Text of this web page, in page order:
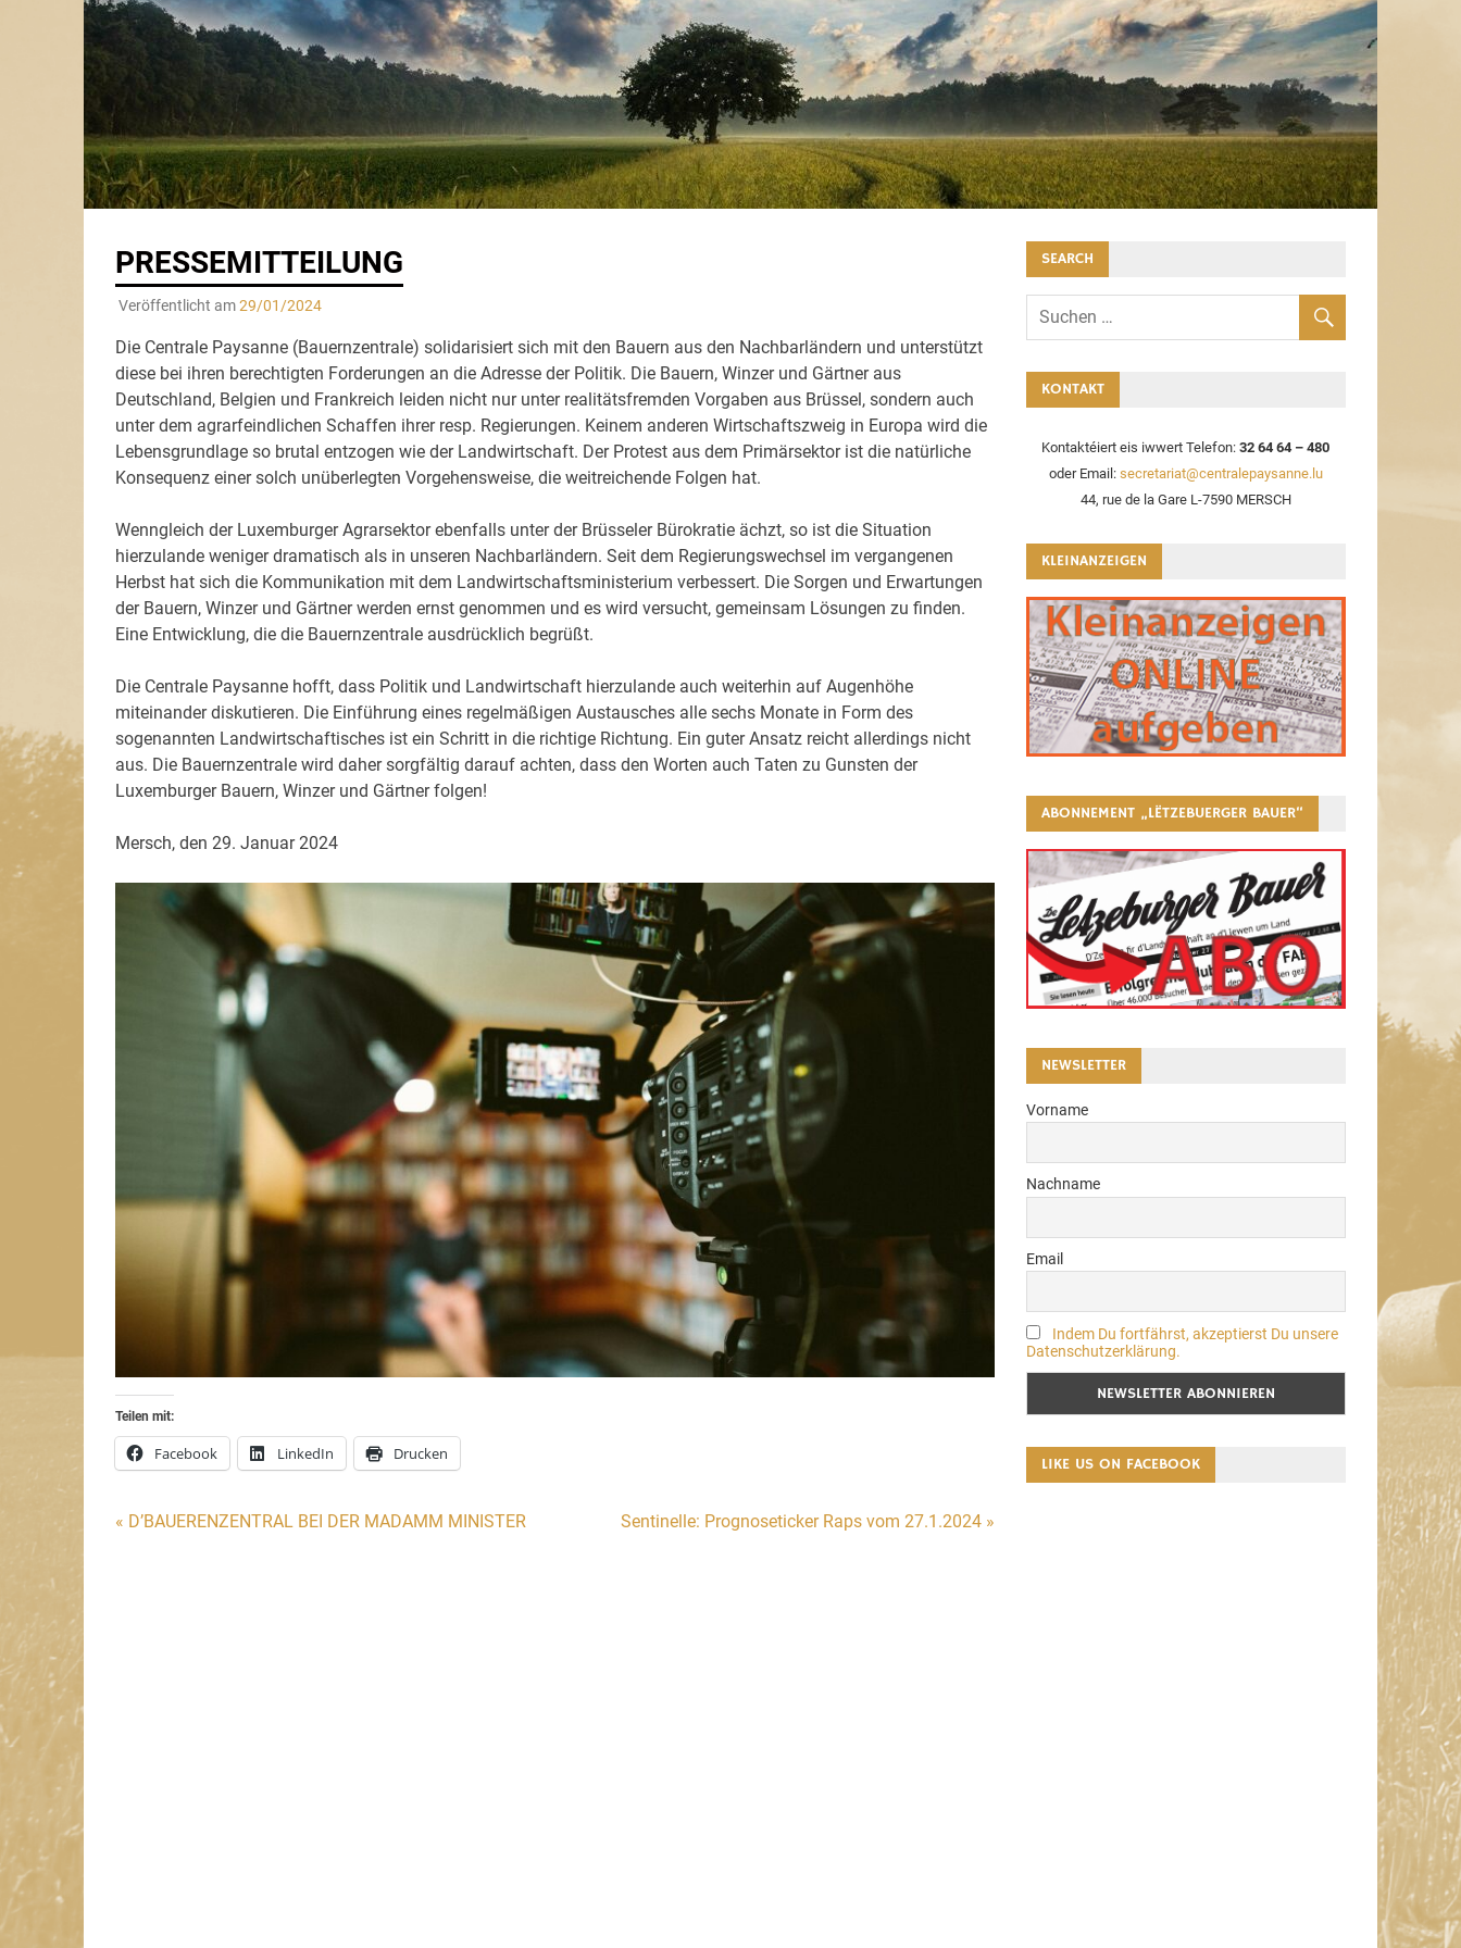
PRESSEMITTEILUNG
Veröffentlicht am29/01/2024
Die Centrale Paysanne (Bauernzentrale) solidarisiert sich mit den Bauern aus den Nachbarländern und unterstützt
diese bei ihren berechtigten Forderungen an die Adresse der Politik. Die Bauern, Winzer und Gärtner aus
Deutschland, Belgien und Frankreich leiden nicht nur unter realitätsfremden Vorgaben aus Brüssel, sondern auch
unter dem agrarfeindlichen Schaffen ihrer resp. Regierungen. Keinem anderen Wirtschaftszweig in Europa wird die
Lebensgrundlage so brutal entzogen wie der Landwirtschaft. Der Protest aus dem Primärsektor ist die natürliche
Konsequenz einer solch unüberlegten Vorgehensweise, die weitreichende Folgen hat.
Wenngleich der Luxemburger Agrarsektor ebenfalls unter der Brüsseler Bürokratie ächzt, so ist die Situation
hierzulande weniger dramatisch als in unseren Nachbarländern. Seit dem Regierungswechsel im vergangenen
Herbst hat sich die Kommunikation mit dem Landwirtschaftsministerium verbessert. Die Sorgen und Erwartungen
der Bauern, Winzer und Gärtner werden ernst genommen und es wird versucht, gemeinsam Lösungen zu finden.
Eine Entwicklung, die die Bauernzentrale ausdrücklich begrüßt.
Die Centrale Paysanne hofft, dass Politik und Landwirtschaft hierzulande auch weiterhin auf Augenhöhe
miteinander diskutieren. Die Einführung eines regelmäßigen Austausches alle sechs Monate in Form des
sogenannten Landwirtschaftisches ist ein Schritt in die richtige Richtung. Ein guter Ansatz reicht allerdings nicht
aus. Die Bauernzentrale wird daher sorgfältig darauf achten, dass den Worten auch Taten zu Gunsten der
Luxemburger Bauern, Winzer und Gärtner folgen!
Mersch, den 29. Januar 2024
Teilen mit:
Facebook LinkedIn Drucken
Beitragsnavigation
« D’BAUERENZENTRAL BEI DER MADAMM MINISTER Sentinelle: Prognoseticker Raps vom 27.1.2024 »
SEARCH
KONTAKT
Kontaktéiert eis iwwert Telefon:32 64 64 – 480
oder Email: secretariat@centralepaysanne.lu
44, rue de la Gare L-7590 MERSCH
KLEINANZEIGEN
ABONNEMENT „LËTZEBUERGER BAUER“
NEWSLETTER
Vorname
Nachname
Email
Indem Du fortfährst, akzeptierst Du unsere
Datenschutzerklärung.
LIKE US ON FACEBOOK